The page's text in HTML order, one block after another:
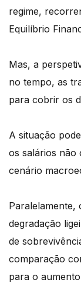
regime,
Equilíbrio
Mas, a
no tempo, as
para cobrir os
A situação
os salários não
cenário
Paralelamente,
degradação
de
comparação
para o